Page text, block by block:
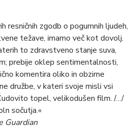
resničnih zgodb o pogumnih ljudeh,
težave, imamo več kot dovolj.
to zdravstveno stanje suva,
prebije oklep sentimentalnosti,
komentira oliko in obzirne
družbe, v kateri svoje misli vsi
topel, velikodušen film. /…/
sočutja.«
Guardian